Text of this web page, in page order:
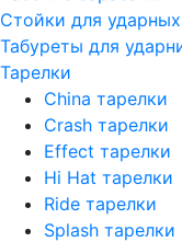
Стойки для ударных
Табуреты для
Тарелки
China тарелки
Crash тарелки
Effect тарелки
Hi Hat тарелки
Ride тарелки
Splash тарелки